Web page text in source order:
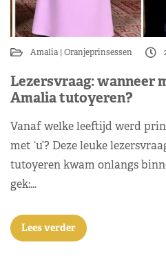
Amalia Oranjeprinsessen
Lezersvraag: wanneer
Amalia tutoyeren?
Vanaf welke leeftijd werd
met ‘u’? Deze leuke
tutoyeren kwam onlangs
gek:…
Lees verder